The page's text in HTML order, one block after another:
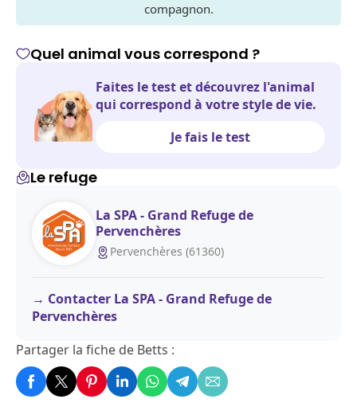
compagnon.
Quel animal vous correspond ?
Faites le test et découvrez l'animal
qui correspond à votre style de vie.
Je fais le test
Le refuge
La SPA - Grand Refuge de
Pervenchères
Pervenchères (61360)
Contacter La SPA - Grand Refuge de
Pervenchères
Partager la fiche de Betts :